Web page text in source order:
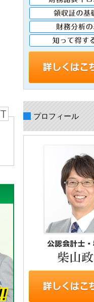
プロフィール